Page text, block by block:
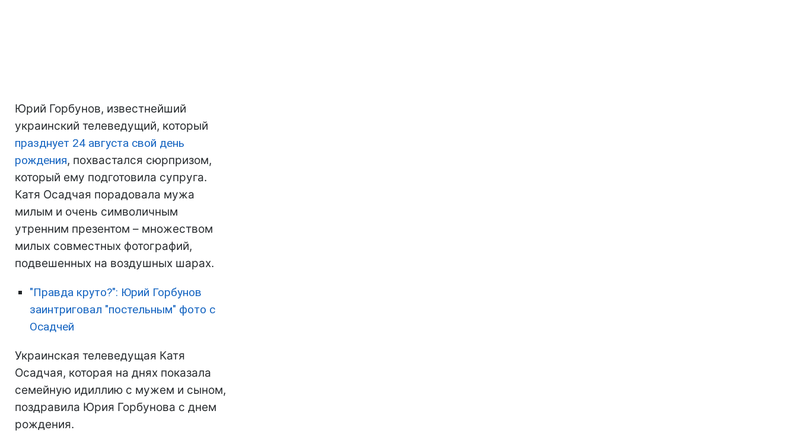
Юрий Горбунов, известнейший
украинский телеведущий, который
празднует 24 августа свой день
рождения, похвастался сюрпризом,
который ему подготовила супруга.
Катя Осадчая порадовала мужа
милым и очень символичным
утренним презентом – множеством
милых совместных фотографий,
подвешенных на воздушных шарах.
"Правда круто?": Юрий Горбунов
заинтриговал "постельным" фото с
Осадчей
Украинская телеведущая Катя
Осадчая, которая на днях показала
семейную идиллию с мужем и сыном,
поздравила Юрия Горбунова с днем
рождения.